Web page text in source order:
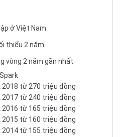
ở Việt Nam
thiểu 2 năm
vòng 2 năm gần nhất
2018 từ 270 triệu đồng
2017 từ 240 triệu đồng
2016 từ 165 triệu đồng
2015 từ 160 triệu đồng
2014 từ 155 triệu đồng